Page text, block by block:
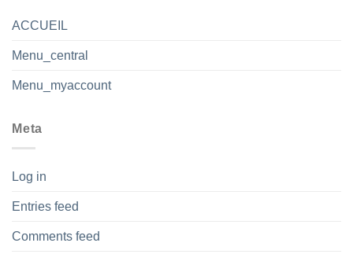
ACCUEIL
Menu_central
Menu_myaccount
Meta
Log in
Entries feed
Comments feed